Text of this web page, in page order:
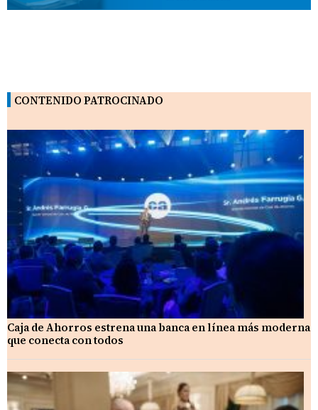
CONTENIDO PATROCINADO
Caja de Ahorros estrena una banca en línea más moderna
que conecta con todos